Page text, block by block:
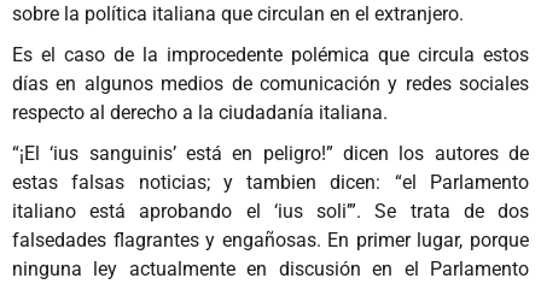
sobre la política italiana que circulan en el extranjero.
Es el caso de la improcedente polémica que circula estos
días en algunos medios de comunicación y redes sociales
respecto al derecho a la ciudadanía italiana.
“¡El ‘ius sanguinis’ está en peligro!” dicen los autores de
estas falsas noticias; y tambien dicen: “el Parlamento
italiano está aprobando el ‘ius soli’”. Se trata de dos
falsedades flagrantes y engañosas. En primer lugar, porque
ninguna ley actualmente en discusión en el Parlamento